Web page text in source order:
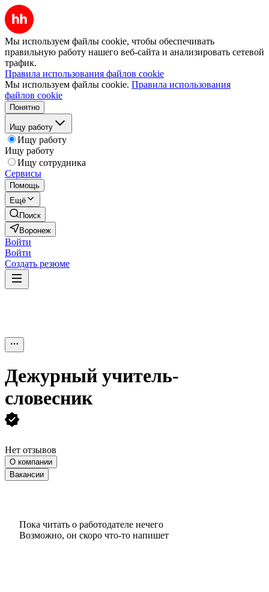
Мы используем файлы cookie, чтобы обеспечивать
правильную работу нашего веб-сайта и анализировать сетевой
трафик.
Правила использования файлов cookie
Мы используем файлы cookie. Правила использования
файлов cookie
Понятно
Ищу работу
Ищу работу
Ищу работу
Ищу сотрудника
Сервисы
Помощь
Ещё
Поиск
Воронеж
Войти
Войти
Создать резюме
Дежурный учитель-
словесник
Нет отзывов
О компании
Вакансии
Пока читать о работодателе нечего
Возможно, он скоро что‑то напишет